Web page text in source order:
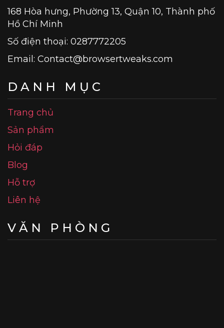
168 Hòa hưng, Phường 13, Quận 10, Thành phố
Hồ Chí Minh
Số điện thoại: 0287772205
Email: Contact@browsertweaks.com
DANH MỤC
Trang chủ
Sản phẩm
Hỏi đáp
Blog
Hỗ trợ
Liên hệ
VĂN PHÒNG